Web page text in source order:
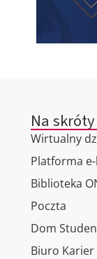
Na skróty
Wirtualny
Platforma
Biblioteka
Poczta
Dom
Biuro Karier